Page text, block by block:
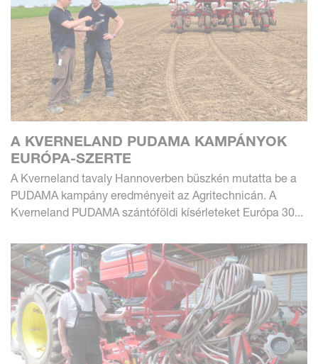
A KVERNELAND PUDAMA KAMPÁNYOK
EURÓPA-SZERTE
A Kverneland tavaly Hannoverben büszkén mutatta be a
PUDAMA kampány eredményeit az Agritechnicán. A
Kverneland PUDAMA szántóföldi kísérleteket Európa 30...